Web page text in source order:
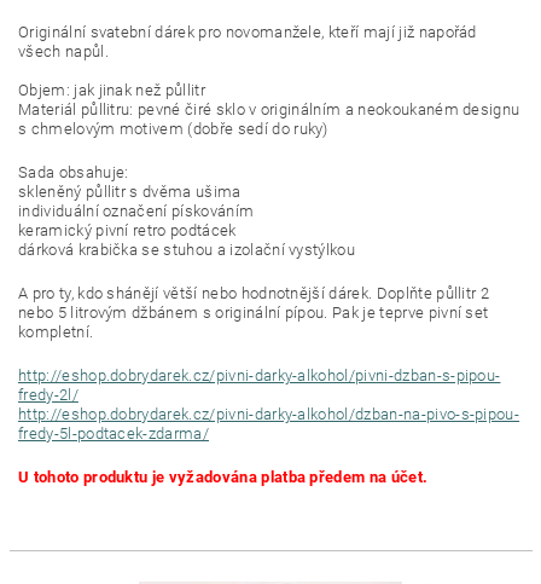
Originální svatební dárek pro novomanžele, kteří mají již napořád
všech napůl.
Objem: jak jinak než půllitr
Materiál půllitru: pevné čiré sklo v originálním a neokoukaném designu
s chmelovým motivem (dobře sedí do ruky)
Sada obsahuje:
skleněný půllitr s dvěma ušima
individuální označení pískováním
keramický pivní retro podtácek
dárková krabička se stuhou a izolační vystýlkou
A pro ty, kdo shánějí větší nebo hodnotnější dárek. Doplňte půllitr 2
nebo 5 litrovým džbánem s originální pípou. Pak je teprve pivní set
kompletní.
http://eshop.dobrydarek.cz/pivni-darky-alkohol/pivni-dzban-s-pipou-
fredy-2l/
http://eshop.dobrydarek.cz/pivni-darky-alkohol/dzban-na-pivo-s-pipou-
fredy-5l-podtacek-zdarma/
U tohoto produktu je vyžadována platba předem na účet.